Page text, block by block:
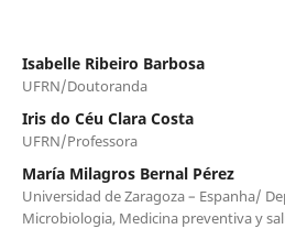
Isabelle Ribeiro Barbosa
UFRN/Doutoranda
Iris do Céu Clara Costa
UFRN/Professora
María Milagros Bernal Pérez
Universidad de Zaragoza – Espanha/
Microbiologia, Medicina preventiva y